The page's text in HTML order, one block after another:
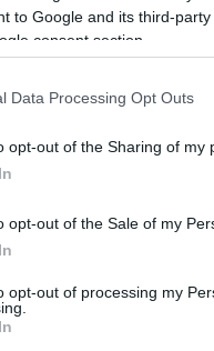
to Google and its third-
consent section.
Data Processing Opt Outs
opt-out of the Sharing of my
opt-out of the Sale of my
opt-out of processing my
τον είχε
αν και πάλεψε με το
του, δεν τα
ενώ έχει ήδη